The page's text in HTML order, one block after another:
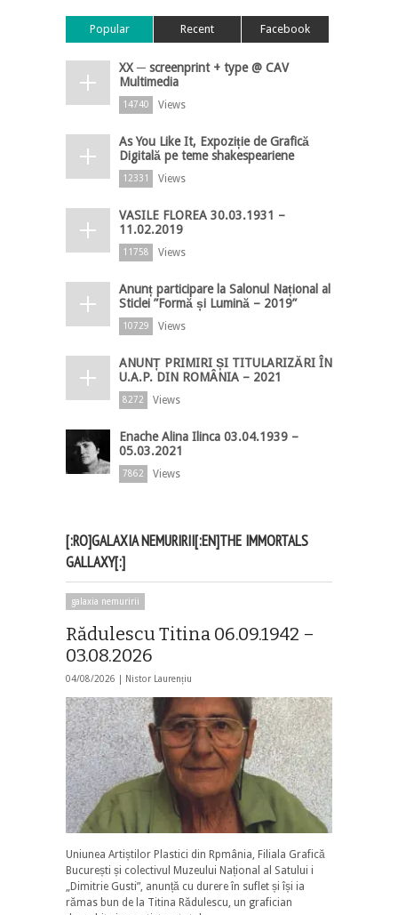
Popular Recent Facebook
XX ─ screenprint + type @ CAV
Multimedia
14740 Views
As You Like It, Expoziție de Grafică
Digitală pe teme shakespeariene
12331 Views
VASILE FLOREA 30.03.1931 –
11.02.2019
11758 Views
Anunț participare la Salonul Național al
Sticlei ”Formă și Lumină – 2019”
10729 Views
ANUNȚ PRIMIRI ȘI TITULARIZĂRI ÎN
U.A.P. DIN ROMÂNIA – 2021
8272 Views
Enache Alina Ilinca 03.04.1939 –
05.03.2021
7862 Views
[:RO]GALAXIA NEMURIRII[:EN]THE IMMORTALS
GALLAXY[:]
galaxia nemuririi
Rădulescu Titina 06.09.1942 –
03.08.2026
04/08/2026 | Nistor Laurențiu
Uniunea Artiștilor Plastici din Rpmânia, Filiala Grafică
București și colectivul Muzeului Național al Satului i
„Dimitrie Gusti”, anunță cu durere în suflet și își ia
rămas bun de la Titina Rădulescu, un grafician